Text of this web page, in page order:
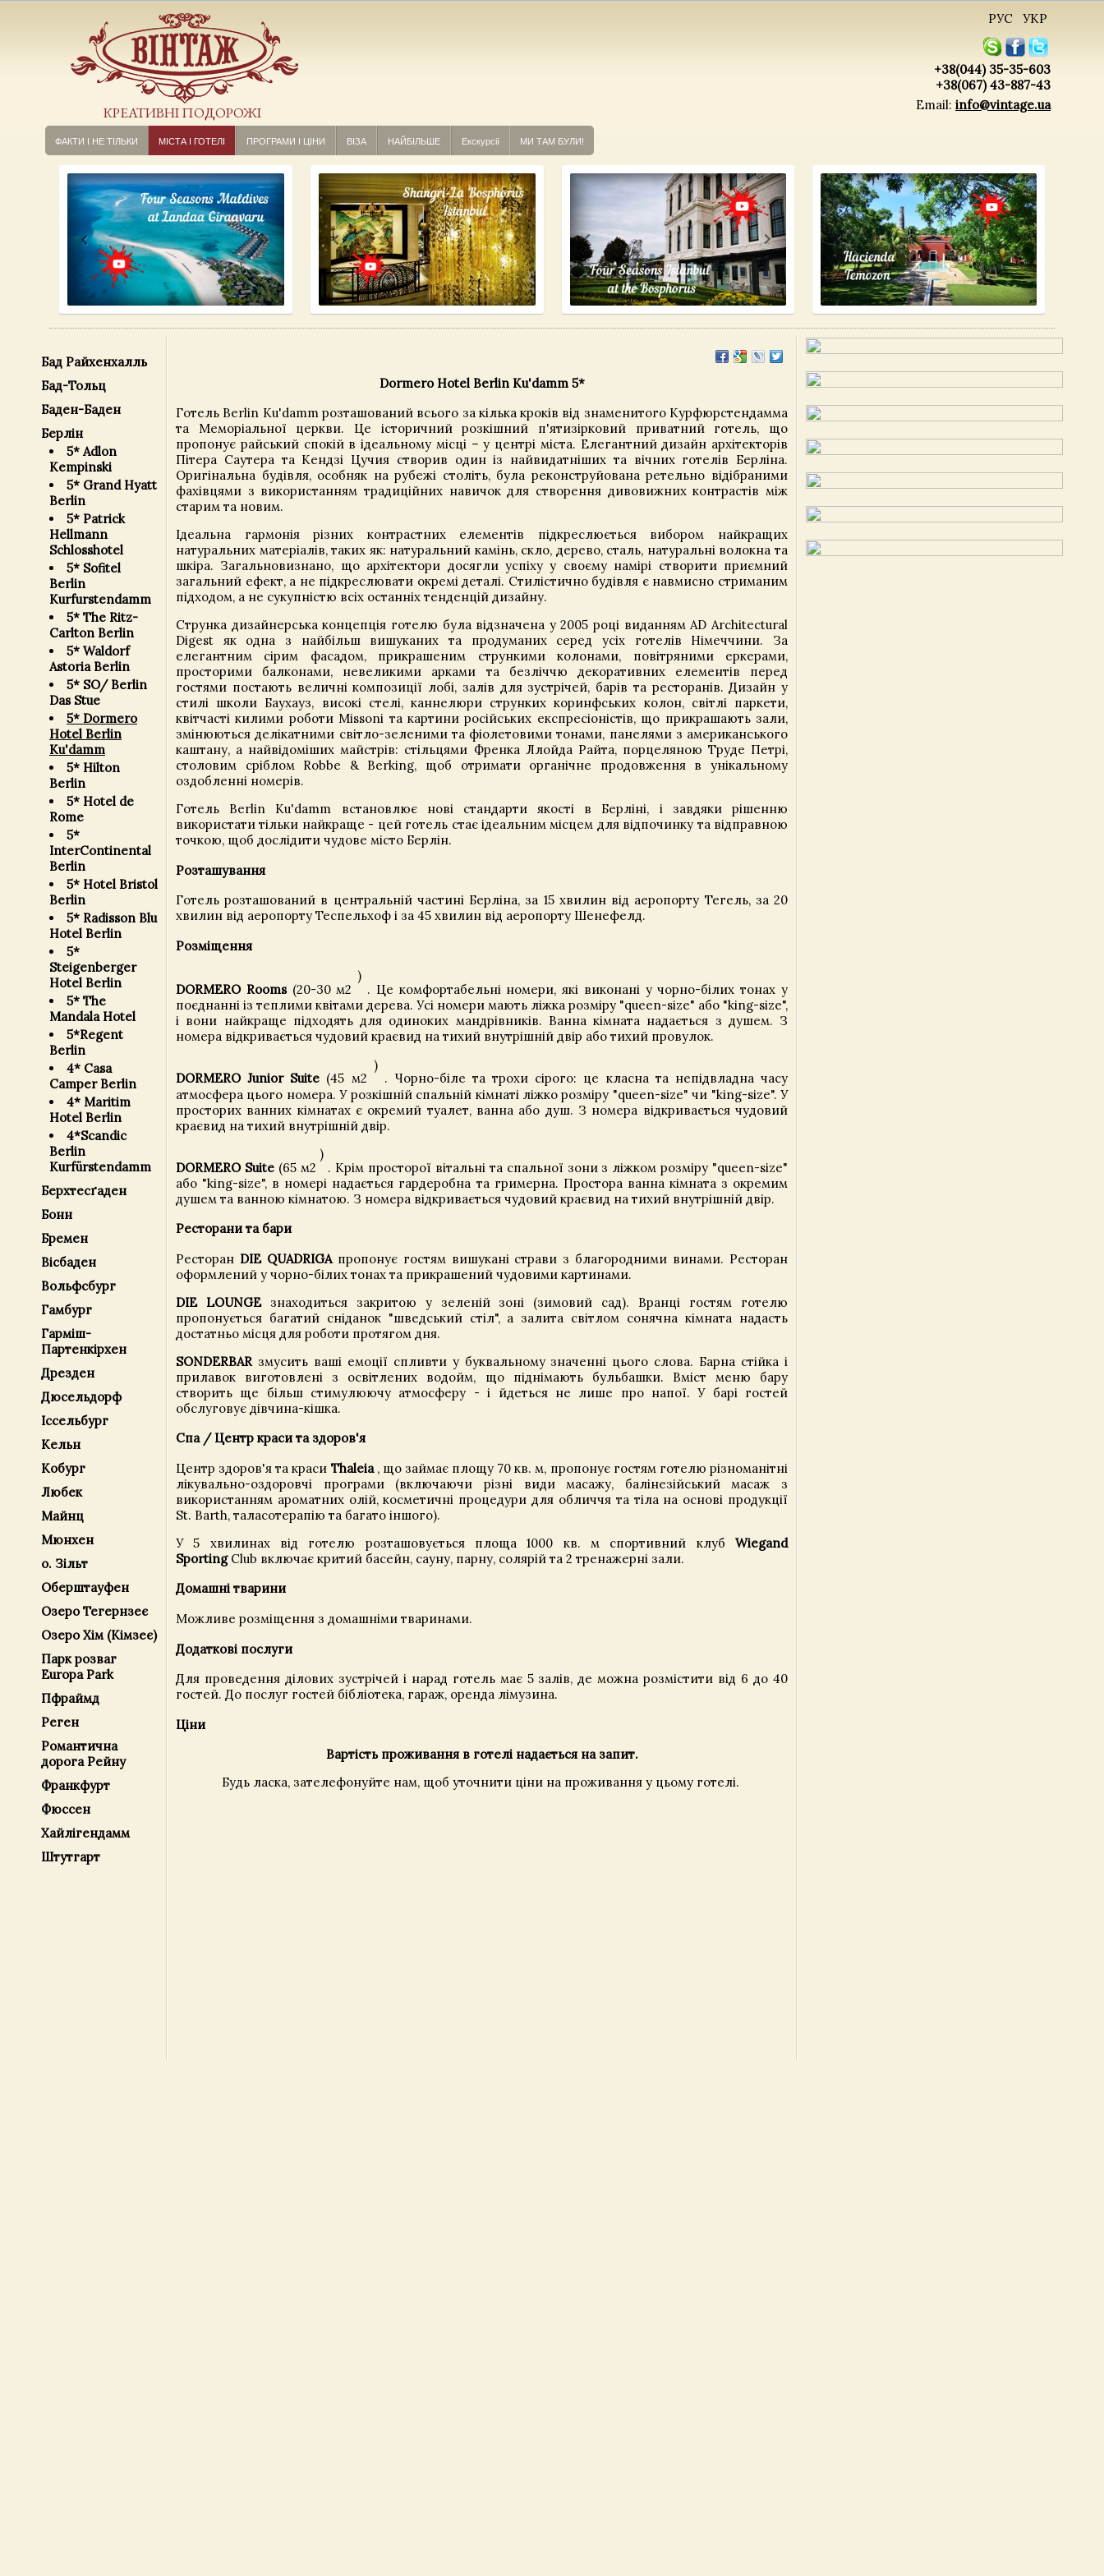
КРЕАТИВНІ ПОДОРОЖІ
РУС УКР
+38(044) 35-35-603
+38(067) 43-887-43
Email: info@vintage.ua
ФАКТИ І НЕ ТІЛЬКИ МІСТА І ГОТЕЛІ ПРОГРАМИ І ЦІНИ ВІЗА НАЙБІЛЬШЕ Екскурсії МИ ТАМ БУЛИ!
Бад Райхенхалль
Бад-Тольц
Баден-Баден
Берлін
5* Adlon
Kempinski
5* Grand Hyatt
Berlin
5* Patrick
Hellmann
Schlosshotel
5* Sofitel
Berlin
Kurfurstendamm
5* The Ritz-
Carlton Berlin
5* Waldorf
Astoria Berlin
5* SO/ Berlin
Das Stue
5* Dormero
Hotel Berlin
Ku'damm
5* Hilton
Berlin
5* Hotel de
Rome
5*
InterContinental
Berlin
5* Hotel Bristol
Berlin
5* Radisson Blu
Hotel Berlin
5*
Steigenberger
Hotel Berlin
5* The
Mandala Hotel
5*Regent
Berlin
4* Casa
Camper Berlin
4* Maritim
Hotel Berlin
4*Scandic
Berlin
Kurfürstendamm
Берхтесґаден
Бонн
Бремен
Вісбаден
Вольфсбург
Гамбург
Гарміш-
Партенкірхен
Дрезден
Дюсельдорф
Іссельбург
Кельн
Кобург
Любек
Майнц
Мюнхен
о. Зільт
Оберштауфен
Озеро Тегернзеє
Озеро Хім (Кімзеє)
Парк розваг
Europa Park
Пфраймд
Реген
Романтична
дорога Рейну
Франкфурт
Фюссен
Хайлігендамм
Штутгарт
Dormero Hotel Berlin Ku'damm 5*
Готель Berlin Ku'damm розташований всього за кілька кроків від знаменитого Курфюрстендамма
та Меморіальної церкви. Це історичний розкішний п'ятизірковий приватний готель, що
пропонує райський спокій в ідеальному місці – у центрі міста. Елегантний дизайн архітекторів
Пітера Саутера та Кендзі Цучия створив один із найвидатніших та вічних готелів Берліна.
Оригінальна будівля, особняк на рубежі століть, була реконструйована ретельно відібраними
фахівцями з використанням традиційних навичок для створення дивовижних контрастів між
старим та новим.
Ідеальна гармонія різних контрастних елементів підкреслюється вибором найкращих
натуральних матеріалів, таких як: натуральний камінь, скло, дерево, сталь, натуральні волокна та
шкіра. Загальновизнано, що архітектори досягли успіху у своєму намірі створити приємний
загальний ефект, а не підкреслювати окремі деталі. Стилістично будівля є навмисно стриманим
підходом, а не сукупністю всіх останніх тенденцій дизайну.
Струнка дизайнерська концепція готелю була відзначена у 2005 році виданням AD Architectural
Digest як одна з найбільш вишуканих та продуманих серед усіх готелів Німеччини. За
елегантним сірим фасадом, прикрашеним стрункими колонами, повітряними еркерами,
просторими балконами, невеликими арками та безліччю декоративних елементів перед
гостями постають величні композиції лобі, залів для зустрічей, барів та ресторанів. Дизайн у
стилі школи Баухауз, високі стелі, каннелюри струнких коринфських колон, світлі паркети,
квітчасті килими роботи Missoni та картини російських експресіоністів, що прикрашають зали,
змінюються делікатними світло-зеленими та фіолетовими тонами, панелями з американського
каштану, а найвідоміших майстрів: стільцями Френка Ллойда Райта, порцеляною Труде Петрі,
столовим сріблом Robbe & Berking, щоб отримати органічне продовження в унікальному
оздобленні номерів.
Готель Berlin Ku'damm встановлює нові стандарти якості в Берліні, і завдяки рішенню
використати тільки найкраще - цей готель стає ідеальним місцем для відпочинку та відправною
точкою, щоб дослідити чудове місто Берлін.
Розташування
Готель розташований в центральній частині Берліна, за 15 хвилин від аеропорту Тегель, за 20
хвилин від аеропорту Теспельхоф і за 45 хвилин від аеропорту Шенефелд.
Розміщення
DORMERO Rooms(20-30 м2
)
. Це комфортабельні номери, які виконані у чорно-білих тонах у
поєднанні із теплими квітами дерева. Усі номери мають ліжка розміру "queen-size" або "king-size",
і вони найкраще підходять для одиноких мандрівників. Ванна кімната надається з душем. З
номера відкривається чудовий краєвид на тихий внутрішній двір або тихий провулок.
DORMERO Junior Suite (45 м2
)
. Чорно-біле та трохи сірого: це класна та непідвладна часу
атмосфера цього номера. У розкішній спальній кімнаті ліжко розміру "queen-size" чи "king-size". У
просторих ванних кімнатах є окремий туалет, ванна або душ. З номера відкривається чудовий
краєвид на тихий внутрішній двір.
DORMERO Suite(65 м2
)
. Крім просторої вітальні та спальної зони з ліжком розміру "queen-size"
або "king-size", в номері надається гардеробна та гримерна. Простора ванна кімната з окремим
душем та ванною кімнатою. З номера відкривається чудовий краєвид на тихий внутрішній двір.
Ресторани та бари
Ресторан DIE QUADRIGAпропонує гостям вишукані страви з благородними винами. Ресторан
оформлений у чорно-білих тонах та прикрашений чудовими картинами.
DIE LOUNGEзнаходиться закритою у зеленій зоні (зимовий сад). Вранці гостям готелю
пропонується багатий сніданок "шведський стіл", а залита світлом сонячна кімната надасть
достатньо місця для роботи протягом дня.
SONDERBARзмусить ваші емоції спливти у буквальному значенні цього слова. Барна стійка і
прилавок виготовлені з освітлених водойм, що піднімають бульбашки. Вміст меню бару
створить ще більш стимулюючу атмосферу - і йдеться не лише про напої. У барі гостей
обслуговує дівчина-кішка.
Спа / Центр краси та здоров'я
Центр здоров'я та краси Thaleia, що займає площу 70 кв. м, пропонує гостям готелю різноманітні
лікувально-оздоровчі програми (включаючи різні види масажу, балінезійський масаж з
використанням ароматних олій, косметичні процедури для обличчя та тіла на основі продукції
St. Barth, таласотерапію та багато іншого).
У 5 хвилинах від готелю розташовується площа 1000 кв. м спортивний клуб Wiegand
SportingClub включає критий басейн, сауну, парну, солярій та 2 тренажерні зали.
Домашні тварини
Можливе розміщення з домашніми тваринами.
Додаткові послуги
Для проведення ділових зустрічей і нарад готель має 5 залів, де можна розмістити від 6 до 40
гостей. До послуг гостей бібліотека, гараж, оренда лімузина.
Ціни
Вартість проживання в готелі надається на запит.
Будь ласка, зателефонуйте нам, щоб уточнити ціни на проживання у цьому готелі.